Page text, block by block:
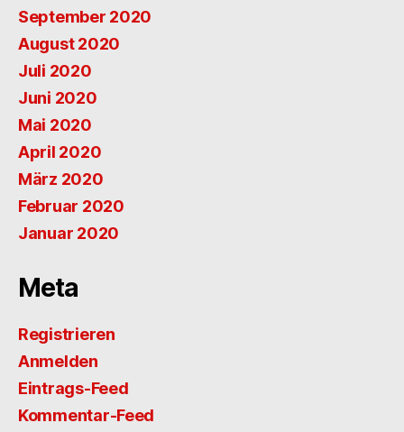
September 2020
August 2020
Juli 2020
Juni 2020
Mai 2020
April 2020
März 2020
Februar 2020
Januar 2020
Meta
Registrieren
Anmelden
Eintrags-Feed
Kommentar-Feed